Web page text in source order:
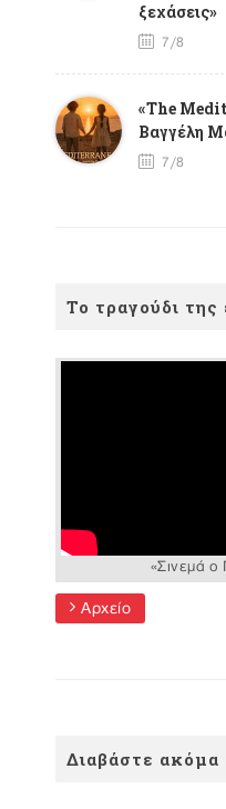
ξεχάσεις»
7/8
«The
Βαγγέλη
7/8
Το τραγούδι της
«Σινεμά ο
Αρχείο
Διαβάστε ακόμα